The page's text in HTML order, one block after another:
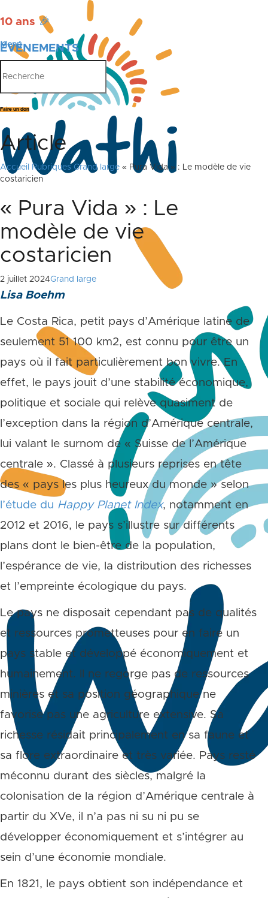
10 ans 🎉
ÉVÉNEMENTS
PUBLICATIONS
Menu
Faire un don
Article
Accueil Rubriques Grand large « Pura Vida » : Le modèle de vie
costaricien
« Pura Vida » : Le
modèle de vie
costaricien
2 juillet 2024Grand large
Lisa Boehm
Le Costa Rica, petit pays d’Amérique latine de
seulement 51 100 km2, est connu pour être un
pays où il fait particulièrement bon vivre. En
effet, le pays jouit d’une stabilité économique,
politique et sociale qui relève quasiment de
l’exception dans la région d’Amérique centrale,
lui valant le surnom de « Suisse de l’Amérique
centrale ». Classé à plusieurs reprises en tête
des « pays les plus heureux du monde » selon
l’étude du Happy Planet Index, notamment en
2012 et 2016, le pays s’illustre sur différents
plans dont le bien-être de la population,
l’espérance de vie, la distribution des richesses
et l’empreinte écologique du pays.
Le pays ne disposait cependant pas de qualités
et ressources prometteuses pour en faire un
pays stable et développé économiquement et
humainement. Il ne regorge pas de ressources
minières et sa position géographique ne
favorise pas une agriculture extensive. Sa
richesse résidait principalement en sa faune et
sa flore extraordinaire et très variée. Pays resté
méconnu durant des siècles, malgré la
colonisation de la région d’Amérique centrale à
partir du XVe, il n’a pas ni su ni pu se
développer économiquement et s’intégrer au
sein d’une économie mondiale.
En 1821, le pays obtient son indépendance et